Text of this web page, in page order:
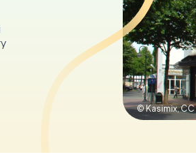
© Kasimix,CC